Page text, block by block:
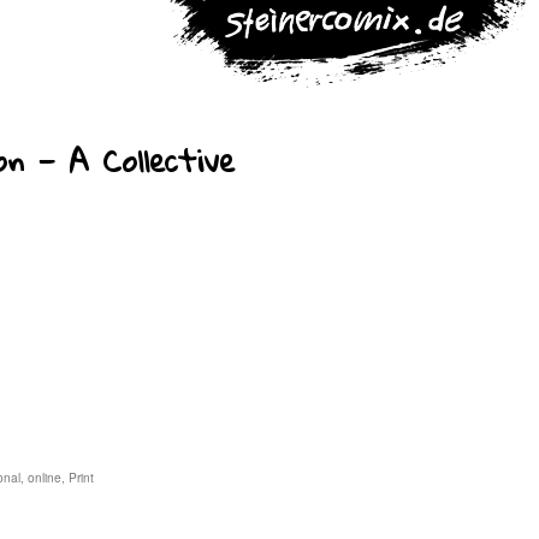
— A Collective
online Print